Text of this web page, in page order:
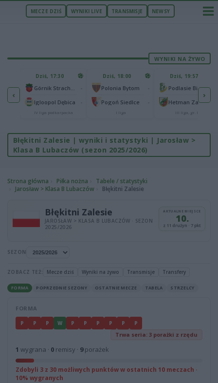
MECZE DZIŚ WYNIKI LIVE TRANSMISJE NEWSY
WYNIKI NA ŻYWO
‹
65
25
Dziś, 17:30
Igloopol Dębica
IV liga podkarpacka
Dziś, 18:00
Polonia Bytom
Pogoń Siedlce
I liga
Dziś, 19:57
Podlasie Biała Podlaska
Hetman Zamość
III liga, gr. IV
›
Błękitni Zalesie | wyniki i statystyki | Jarosław >
Klasa B Lubaczów (sezon 2025/2026)
Strona główna Piłka nożna
Tabele / statystyki
Jarosław > Klasa B Lubaczów
Błękitni Zalesie
Błękitni Zalesie
JAROSŁAW > KLASA B LUBACZÓW · SEZON
2025/2026
AKTUALNE MIEJSCE
10.
z 11 drużyn · 7 pkt
SEZON
ZOBACZ TEŻ: Mecze dziś Wyniki na żywo Transmisje Transfery
FORMA POPRZEDNIE SEZONY OSTATNIE MECZE TABELA STRZELCY
FORMA
P P P W P P P P P P
Trwa seria: 3 porażki z rzędu
1 wygrana · 0 remisy · 9porażek
Zdobyli 3 z 30 możliwych punktów w ostatnich 10 meczach ·
10% wygranych